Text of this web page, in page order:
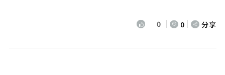
0 0 分享